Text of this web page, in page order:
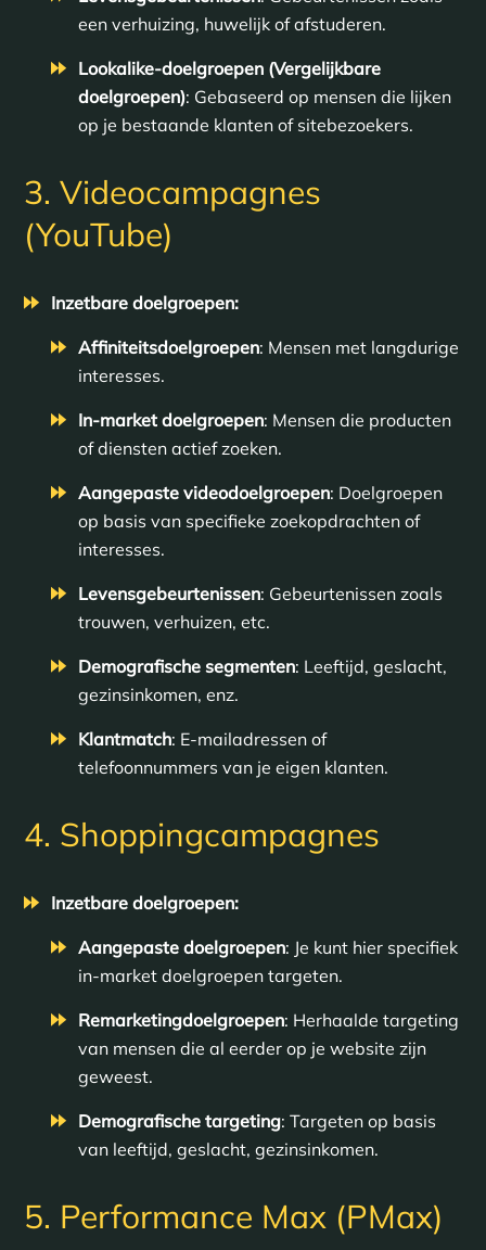
een verhuizing, huwelijk of afstuderen.
Lookalike-doelgroepen (Vergelijkbare
doelgroepen): Gebaseerd op mensen die lijken
op je bestaande klanten of sitebezoekers.
3. Videocampagnes
(YouTube)
Inzetbare doelgroepen:
Affiniteitsdoelgroepen: Mensen met langdurige
interesses.
In-market doelgroepen: Mensen die producten
of diensten actief zoeken.
Aangepaste videodoelgroepen: Doelgroepen
op basis van specifieke zoekopdrachten of
interesses.
Levensgebeurtenissen: Gebeurtenissen zoals
trouwen, verhuizen, etc.
Demografische segmenten: Leeftijd, geslacht,
gezinsinkomen, enz.
Klantmatch: E-mailadressen of
telefoonnummers van je eigen klanten.
4. Shoppingcampagnes
Inzetbare doelgroepen:
Aangepaste doelgroepen: Je kunt hier specifiek
in-market doelgroepen targeten.
Remarketingdoelgroepen: Herhaalde targeting
van mensen die al eerder op je website zijn
geweest.
Demografische targeting: Targeten op basis
van leeftijd, geslacht, gezinsinkomen.
5. Performance Max (PMax)